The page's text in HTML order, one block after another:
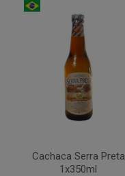
Cachaca Serra Preta
1x350ml